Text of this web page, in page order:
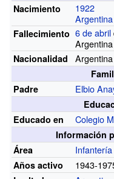
Nacimiento
1922
Argentina
Fallecimiento 6 de abril
Argentina
Nacionalidad Argentina
Padre
Elbio
Educado en
Colegio
Información
Área
Infantería
Años activo 1943-